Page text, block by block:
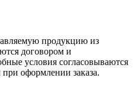
продукцию из
договором и
условия согласовываются
оформлении заказа.